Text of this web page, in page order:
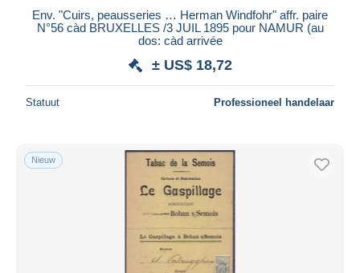
Env. "Cuirs, peausseries … Herman Windfohr" affr. paire
N°56 càd BRUXELLES /3 JUIL 1895 pour NAMUR (au
dos: càd arrivée
± US$ 18,72
Statuut Professioneel handelaar
Nieuw